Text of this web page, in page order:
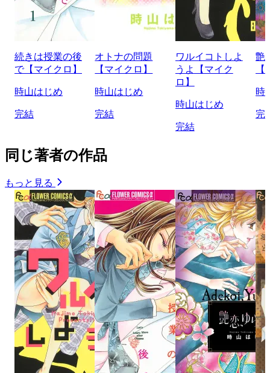
続きは授業の後
で【マイクロ】
時山はじめ
完結
オトナの問題
【マイクロ】
時山はじめ
完結
ワルイコトしよ
うよ【マイク
ロ】
時山はじめ
完結
艶
時
完
同じ著者の作品
もっと見る